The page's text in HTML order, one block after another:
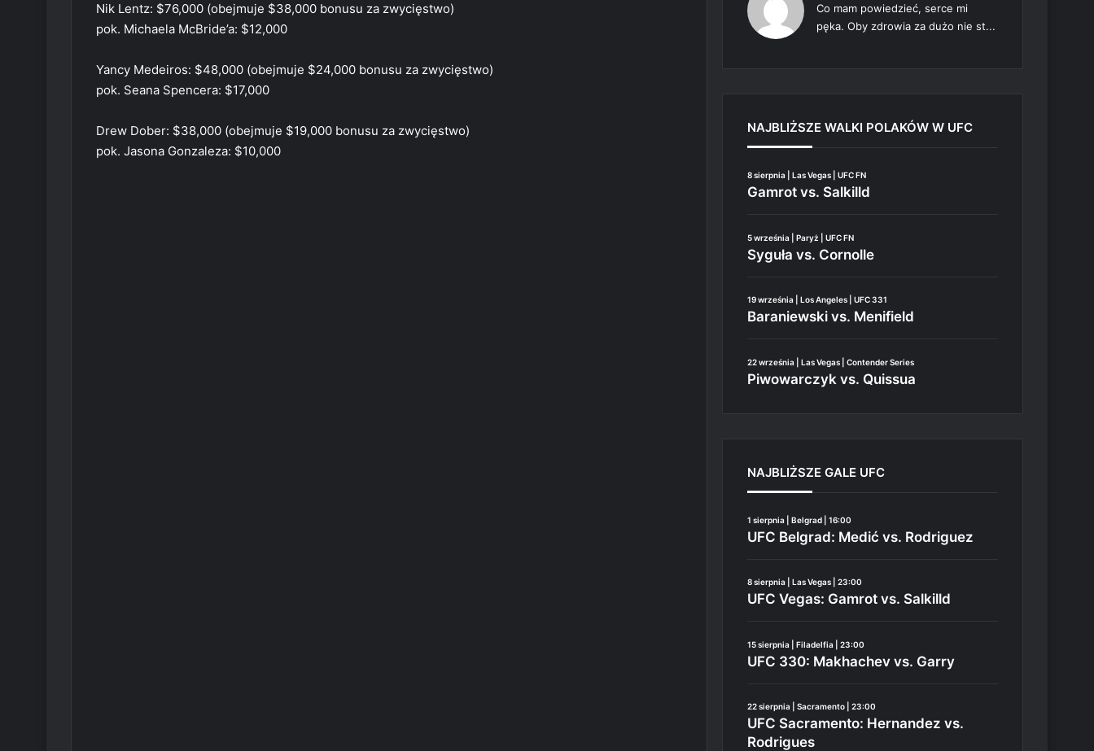
Nik Lentz: $76,000 (obejmuje $38,000 bonusu za zwycięstwo)
pok. Michaela McBride’a: $12,000
Yancy Medeiros: $48,000 (obejmuje $24,000 bonusu za zwycięstwo)
pok. Seana Spencera: $17,000
Drew Dober: $38,000 (obejmuje $19,000 bonusu za zwycięstwo)
pok. Jasona Gonzaleza: $10,000
Co mam powiedzieć, serce mi
pęka. Oby zdrowia za dużo nie st...
NAJBLIŻSZE WALKI POLAKÓW W UFC
8 sierpnia | Las Vegas | UFC FN
Gamrot vs. Salkilld
5 września | Paryż | UFC FN
Syguła vs. Cornolle
19 września | Los Angeles | UFC 331
Baraniewski vs. Menifield
22 września | Las Vegas | Contender Series
Piwowarczyk vs. Quissua
NAJBLIŻSZE GALE UFC
1 sierpnia | Belgrad | 16:00
UFC Belgrad: Medić vs. Rodriguez
8 sierpnia | Las Vegas | 23:00
UFC Vegas: Gamrot vs. Salkilld
15 sierpnia | Filadelfia | 23:00
UFC 330: Makhachev vs. Garry
22 sierpnia | Sacramento | 23:00
UFC Sacramento: Hernandez vs.
Rodrigues